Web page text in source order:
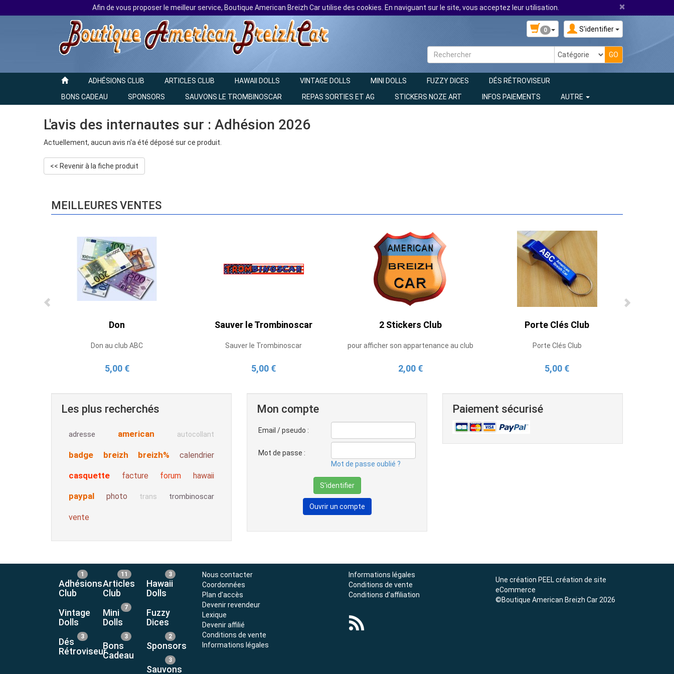
Afin de vous proposer le meilleur service, Boutique American Breizh Car utilise des cookies. En naviguant sur le site, vous acceptez leur utilisation. ×
S'identifier
0
ADHÉSIONS CLUB ARTICLES CLUB HAWAII DOLLS VINTAGE DOLLS MINI DOLLS FUZZY DICES
DÉS RÉTROVISEUR
BONS CADEAU
SPONSORS SAUVONS LE TROMBINOSCAR REPAS SORTIES ET AG STICKERS NOZE ART INFOS PAIEMENTS AUTRE
L'avis des internautes sur : Adhésion 2026
Actuellement, aucun avis n'a été déposé sur ce produit.
<< Revenir à la fiche produit
MEILLEURES VENTES
Don
Don au club ABC
5,00 €
Sauver le Trombinoscar
Sauver le Trombinoscar
5,00 €
2 Stickers Club
pour afficher son appartenance au club
2,00 €
Porte Clés Club
Porte Clés Club
5,00 €
Les plus recherchés
adresse american autocollant
badge breizh breizh% calendrier
casquette facture forum hawaii
paypal photo trans trombinoscar
vente
Mon compte
Email / pseudo :
Mot de passe :
Mot de passe oublié ?
Ouvrir un compte
Paiement sécurisé
1
Adhésions
Club
11
Articles
Club
3
Hawaii
Dolls
Vintage
Dolls
7
Mini
Dolls
Fuzzy
Dices
3
Dés
Rétroviseur
3
Bons
Cadeau
2
Sponsors
3
Sauvons
Nous contacter
Coordonnées
Plan d'accès
Devenir revendeur
Lexique
Devenir affilié
Conditions de vente
Informations légales
Informations légales
Conditions de vente
Conditions d'affiliation
Une création PEEL création de site
eCommerce
©Boutique American Breizh Car 2026